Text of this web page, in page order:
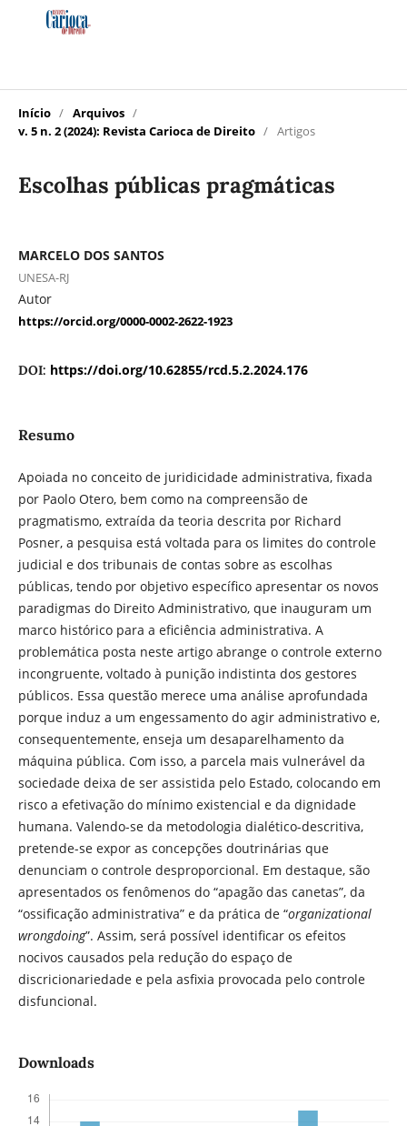
Início / Arquivos /
v. 5 n. 2 (2024): Revista Carioca de Direito / Artigos
Escolhas públicas pragmáticas
MARCELO DOS SANTOS
UNESA-RJ
Autor
https://orcid.org/0000-0002-2622-1923
DOI: https://doi.org/10.62855/rcd.5.2.2024.176
Resumo
Apoiada no conceito de juridicidade administrativa, fixada
por Paolo Otero, bem como na compreensão de
pragmatismo, extraída da teoria descrita por Richard
Posner, a pesquisa está voltada para os limites do controle
judicial e dos tribunais de contas sobre as escolhas
públicas, tendo por objetivo específico apresentar os novos
paradigmas do Direito Administrativo, que inauguram um
marco histórico para a eficiência administrativa. A
problemática posta neste artigo abrange o controle externo
incongruente, voltado à punição indistinta dos gestores
públicos. Essa questão merece uma análise aprofundada
porque induz a um engessamento do agir administrativo e,
consequentemente, enseja um desaparelhamento da
máquina pública. Com isso, a parcela mais vulnerável da
sociedade deixa de ser assistida pelo Estado, colocando em
risco a efetivação do mínimo existencial e da dignidade
humana. Valendo-se da metodologia dialético-descritiva,
pretende-se expor as concepções doutrinárias que
denunciam o controle desproporcional. Em destaque, são
apresentados os fenômenos do “apagão das canetas”, da
“ossificação administrativa” e da prática de “organizational
wrongdoing”. Assim, será possível identificar os efeitos
nocivos causados pela redução do espaço de
discricionariedade e pela asfixia provocada pelo controle
disfuncional.
Downloads